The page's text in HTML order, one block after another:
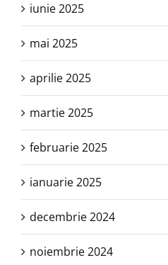
iunie 2025
mai 2025
aprilie 2025
martie 2025
februarie 2025
ianuarie 2025
decembrie 2024
noiembrie 2024